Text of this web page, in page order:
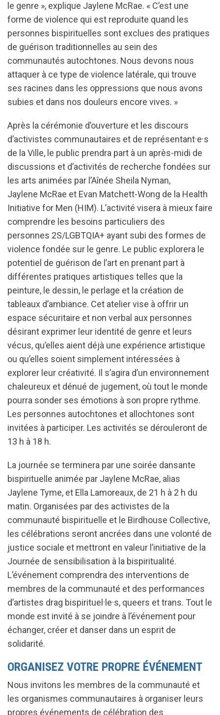
le genre », explique Jaylene McRae. « C’est une
forme de violence qui est reproduite quand les
personnes bispirituelles sont exclues des pratiques
de guérison traditionnelles au sein des
communautés autochtones. Nous devons nous
attaquer à ce type de violence latérale, qui trouve
ses racines dans les oppressions que nous avons
subies et dans nos douleurs encore vives. »
Après la cérémonie d’ouverture et les discours
d’activistes communautaires et de représentant·e·s
de la Ville, le public prendra part à un après-midi de
discussions et d’activités de recherche fondées sur
les arts animées par l’Aînée Sheila Nyman,
Jaylene McRae et Evan Matchett-Wong de la Health
Initiative for Men (HIM). L’activité visera à mieux faire
comprendre les besoins particuliers des
personnes 2S/LGBTQIA+ ayant subi des formes de
violence fondée sur le genre. Le public explorera le
potentiel de guérison de l’art en prenant part à
différentes pratiques artistiques telles que la
peinture, le dessin, le perlage et la création de
tableaux d’ambiance. Cet atelier vise à offrir un
espace sécuritaire et non verbal aux personnes
désirant exprimer leur identité de genre et leurs
vécus, qu’elles aient déjà une expérience artistique
ou qu’elles soient simplement intéressées à
explorer leur créativité. Il s’agira d’un environnement
chaleureux et dénué de jugement, où tout le monde
pourra sonder ses émotions à son propre rythme.
Les personnes autochtones et allochtones sont
invitées à participer. Les activités se dérouleront de
13 h à 18 h.
La journée se terminera par une soirée dansante
bispirituelle animée par Jaylene McRae, alias
Jaylene Tyme, et Ella Lamoreaux, de 21 h à 2 h du
matin. Organisées par des activistes de la
communauté bispirituelle et le Birdhouse Collective,
les célébrations seront ancrées dans une volonté de
justice sociale et mettront en valeur l’initiative de la
Journée de sensibilisation à la bispiritualité.
L’événement comprendra des interventions de
membres de la communauté et des performances
d’artistes drag bispirituel·le·s, queers et trans. Tout le
monde est invité à se joindre à l’événement pour
échanger, créer et danser dans un esprit de
solidarité.
ORGANISEZ VOTRE PROPRE ÉVÉNEMENT
Nous invitons les membres de la communauté et
les organismes communautaires à organiser leurs
propres événements de célébration des